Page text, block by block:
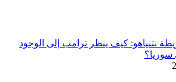
نتنياهو: كيف ينظر ترامب إلى الوجود
سوريا؟